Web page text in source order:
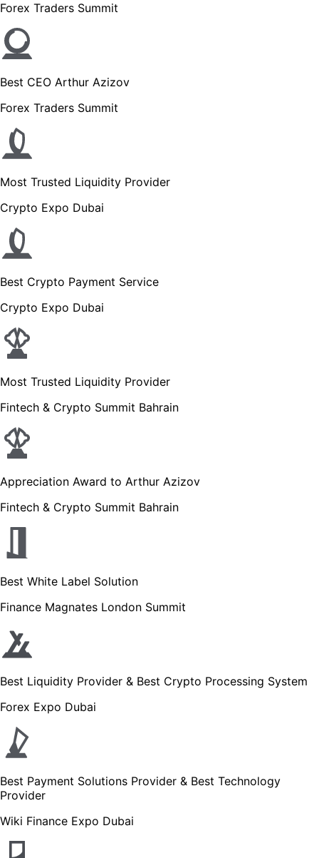
Forex Traders Summit
Best CEO Arthur Azizov
Forex Traders Summit
Most Trusted Liquidity Provider
Crypto Expo Dubai
Best Crypto Payment Service
Crypto Expo Dubai
Most Trusted Liquidity Provider
Fintech & Crypto Summit Bahrain
Appreciation Award to Arthur Azizov
Fintech & Crypto Summit Bahrain
Best White Label Solution
Finance Magnates London Summit
Best Liquidity Provider & Best Crypto Processing System
Forex Expo Dubai
Best Payment Solutions Provider & Best Technology
Provider
Wiki Finance Expo Dubai